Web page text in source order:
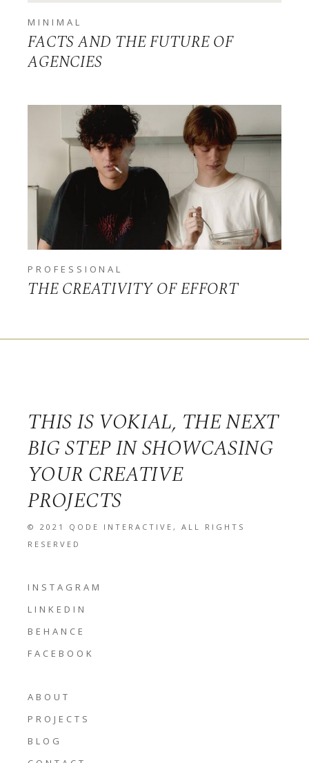
MINIMAL
FACTS AND THE FUTURE OF
AGENCIES
PROFESSIONAL
THE CREATIVITY OF EFFORT
THIS IS VOKIAL, THE NEXT
BIG STEP IN SHOWCASING
YOUR CREATIVE
PROJECTS
© 2021 QODE INTERACTIVE, ALL RIGHTS
RESERVED
INSTAGRAM
LINKEDIN
BEHANCE
FACEBOOK
ABOUT
PROJECTS
BLOG